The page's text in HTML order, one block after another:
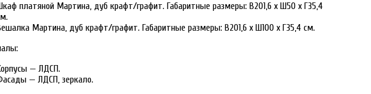
платяной Мартина, дуб крафт/графит. Габаритные размеры: В201,6 х Ш50 х Г35,4
Мартина, дуб крафт/графит. Габаритные размеры: В201,6 х Ш100 х Г35,4 см.
— ЛДСП.
— ЛДСП, зеркало.